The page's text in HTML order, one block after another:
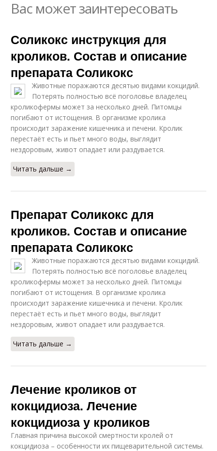
Вас может заинтересовать
Соликокс инструкция для
кроликов. Состав и описание
препарата Соликокс
Животные поражаются десятью видами кокцидий.
Потерять полностью всё поголовье владелец
кроликофермы может за несколько дней. Питомцы
погибают от истощения. В организме кролика
происходит заражение кишечника и печени. Кролик
перестаёт есть и пьет много воды, выглядит
нездоровым, живот опадает или раздувается.
Читать дальше →
Препарат Соликокс для
кроликов. Состав и описание
препарата Соликокс
Животные поражаются десятью видами кокцидий.
Потерять полностью всё поголовье владелец
кроликофермы может за несколько дней. Питомцы
погибают от истощения. В организме кролика
происходит заражение кишечника и печени. Кролик
перестаёт есть и пьет много воды, выглядит
нездоровым, живот опадает или раздувается.
Читать дальше →
Лечение кроликов от
кокцидиоза. Лечение
кокцидиоза у кроликов
Главная причина высокой смертности кролей от
кокцидиоза – особенности их пищеварительной системы.